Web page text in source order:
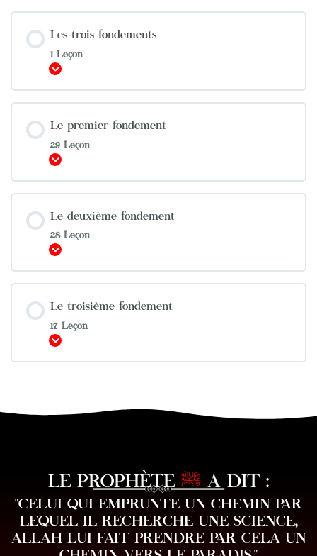
Les trois fondements
1 Leçon
Le premier fondement
29 Leçon
Le deuxième fondement
28 Leçon
Le troisième fondement
17 Leçon
LE PROPHÈTE ﷺ A DIT :
"CELUI QUI EMPRUNTE UN CHEMIN PAR
LEQUEL IL RECHERCHE UNE SCIENCE,
ALLAH LUI FAIT PRENDRE PAR CELA UN